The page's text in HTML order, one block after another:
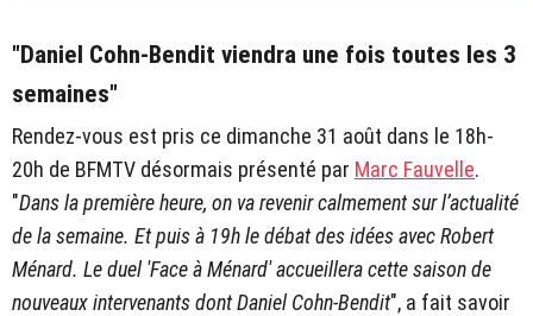
"Daniel Cohn-Bendit viendra une fois toutes les 3
semaines"
Rendez-vous est pris ce dimanche 31 août dans le 18h-
20h de BFMTV désormais présenté par Marc Fauvelle.
"Dans la première heure, on va revenir calmement sur l’actualité
de la semaine. Et puis à 19h le débat des idées avec Robert
Ménard. Le duel 'Face à Ménard' accueillera cette saison de
nouveaux intervenants dont Daniel Cohn-Bendit", a fait savoir